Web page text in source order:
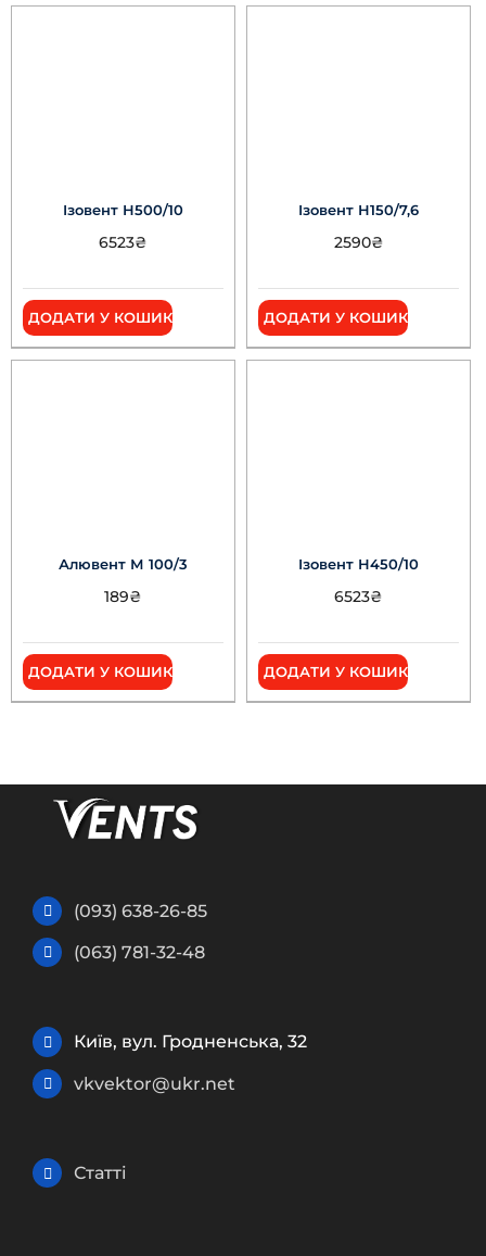
Ізовент Н500/10
6523₴
ДОДАТИ У КОШИК
Ізовент Н150/7,6
2590₴
ДОДАТИ У КОШИК
Алювент М 100/3
189₴
ДОДАТИ У КОШИК
Ізовент Н450/10
6523₴
ДОДАТИ У КОШИК
(093) 638-26-85
(063) 781-32-48
Київ, вул. Гродненська, 32
vkvektor@ukr.net
Статті